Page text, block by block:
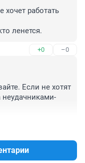
хочет работать
ленется.
+0 –0
Если не хотят
неудачниками-